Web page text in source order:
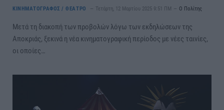
ΚΙΝΗΜΑΤΟΓΡΑΦΟΣ / ΘΕΑΤΡΟ Τετάρτη, 12 Μαρτίου 2025 9:51 ΠΜ Ο Πολίτης
Μετά τη διακοπή των προβολών λόγω των εκδηλώσεων της
Αποκριάς, ξεκινά η νέα κινηματογραφική περίοδος με νέες ταινίες,
οι οποίες…